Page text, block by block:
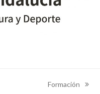
next
Formación